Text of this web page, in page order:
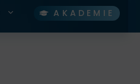
AKADEMIE